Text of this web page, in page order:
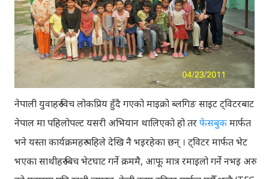
नेपाली युवाहरु विच लोकप्रिय हुँदै गएको माइक्रो ब्लगिङ साइट ट्विटरबाट
नेपाल मा पहिलोपल्ट यसरी अभियान थालिएको हो तरफेसबुकमार्फत
भने यस्ता कार्यक्रमहरु पहिले देखि नै भइरहेका छन् । ट्विटर मार्फत भेट
भएका साथीहरु बिच भेटघाट गर्ने क्रममै, आफू मात्र रमाइलो गर्ने नभइ अरु